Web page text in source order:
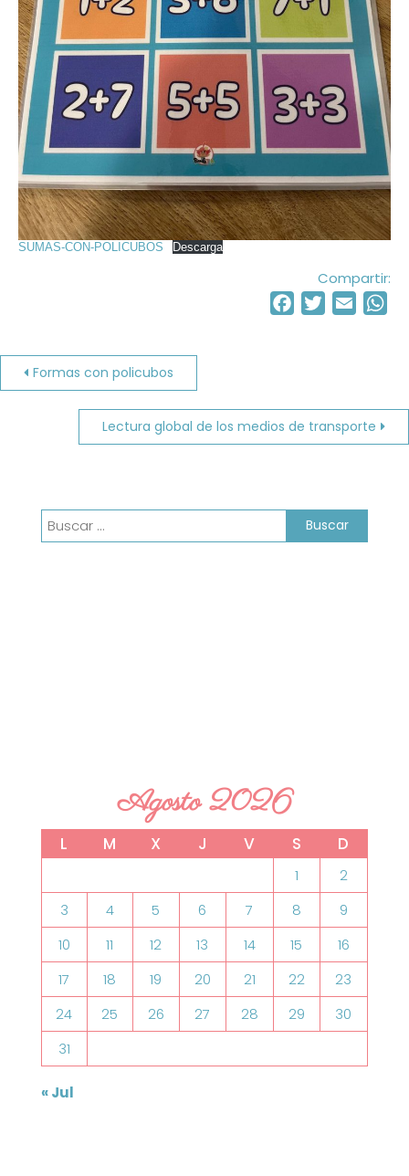
SUMAS-CON-POLICUBOS Descarga
Compartir:
Facebook
TwitterEmail
Navegación
entradas
Formas con policubos
Lectura global de los medios de transporte
Buscar:
Agosto 2026
L M X J V S D
1
2
3
4 5 6 7 8
9
10
11 12 13 14 15
16
17
18 19 20 21 22
23
24
25 26 27 28 29
30
31
« Jul